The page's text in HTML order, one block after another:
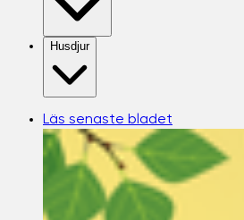
Husdjur
Läs senaste bladet